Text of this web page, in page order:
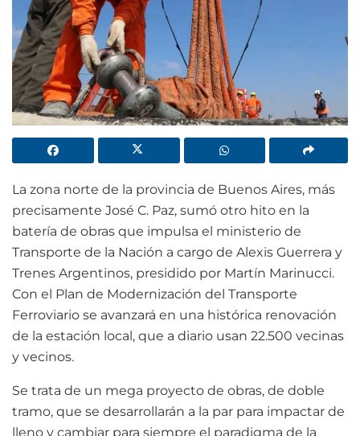
La zona norte de la provincia de Buenos Aires, más
precisamente José C. Paz, sumó otro hito en la
batería de obras que impulsa el ministerio de
Transporte de la Nación a cargo de Alexis Guerrera y
Trenes Argentinos, presidido por Martín Marinucci.
Con el Plan de Modernización del Transporte
Ferroviario se avanzará en una histórica renovación
de la estación local, que a diario usan 22.500 vecinas
y vecinos.
Se trata de un mega proyecto de obras, de doble
tramo, que se desarrollarán a la par para impactar de
lleno y cambiar para siempre el paradigma de la